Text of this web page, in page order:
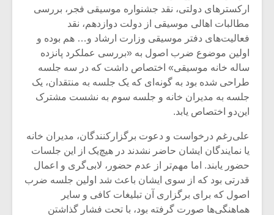
ارکسترهای دولتی، نقد جشنواره موسیقی فجر، بررسی
مطالبات اهالی موسیقی از دولت دوازدهم، نقد
فعالیت‌های دفتر موسیقی وزارت ارشاد و… هم بوده و
اولین موضوع ضرب اصول به «بررسی عملکرد پانزده
ساله خانه موسیقی» اختصاص داشت که در سه جلسه
طراحی شده بود به گونه‌ای که یک جلسه به منتقدان، یک
جلسه به مدیران خانه و جلسه سوم به نشست مشترک
این‌دو اختصاص یابد.
علی‌رغم درخواست و دعوت برگزارکنندگان، مدیران خانه
یا نمایندگان ایشان حاضر نشدند در هیچ‌یک از این جلسات
حضور یابند. اما مهم‌تر از عدم حضور، لابی‌گری و اعمال
قدرتی بود که از سوی ایشان باعث شد اولین جلسه ضرب
اصول که برای برگزاری آن تبلیغات کافی و سایر
هماهنگی‌ها صورت گرفته بود، با تحت فشار گذاشتن